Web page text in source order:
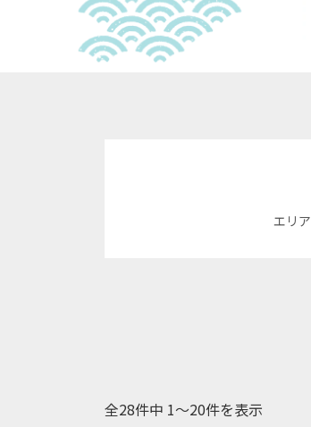
エリア
全28件中 1〜20件を表示